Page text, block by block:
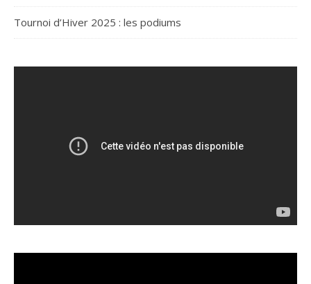
Tournoi d’Hiver 2025 : les podiums